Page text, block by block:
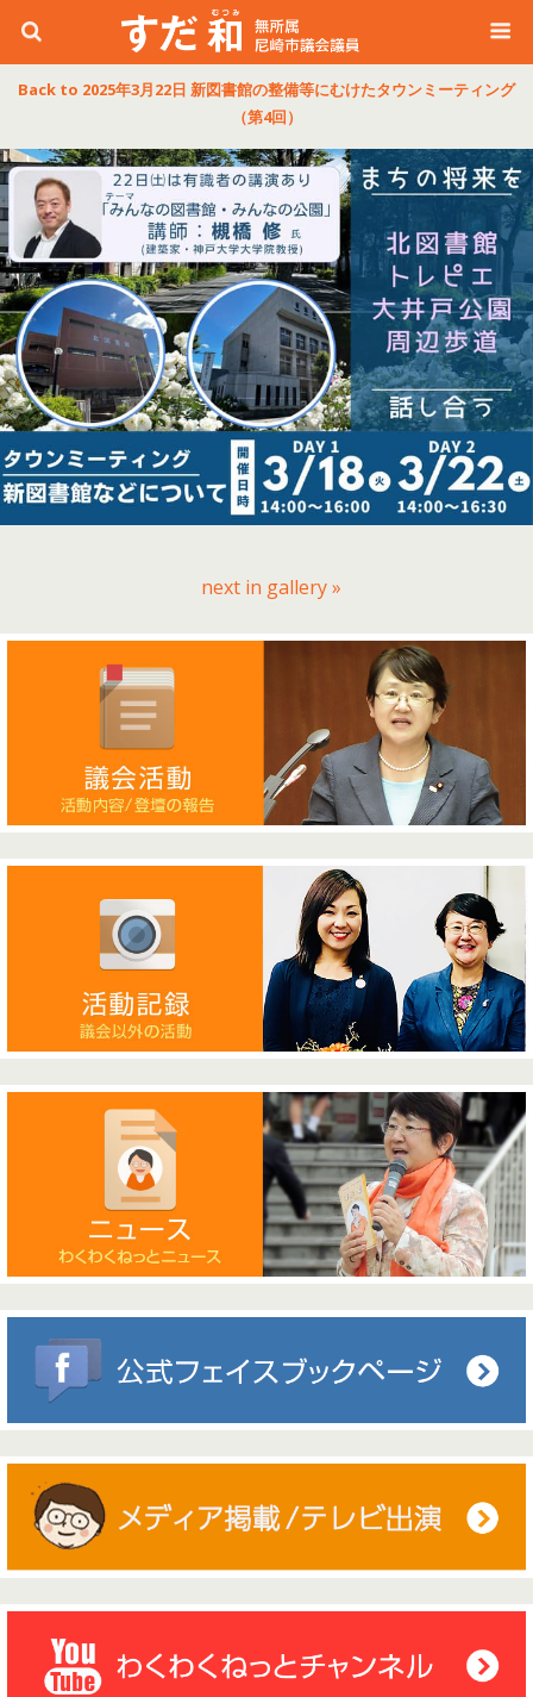
Back to 2025年3月22日 新図書館の整備等にむけたタウンミーティング
（第4回）
next in gallery »